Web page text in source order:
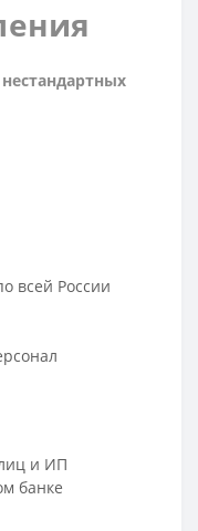
всей России
и ИП
банке